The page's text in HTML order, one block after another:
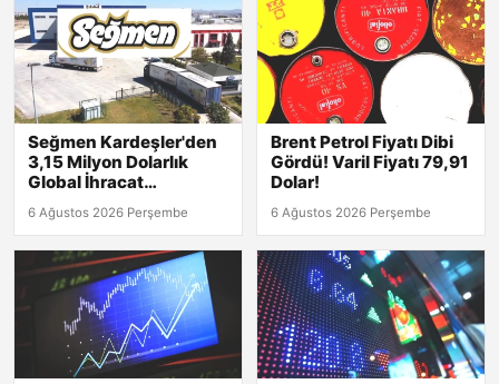
Seğmen Kardeşler'den
3,15 Milyon Dolarlık
Global İhracat
Sözleşmesi!
6 Ağustos 2026 Perşembe
Brent Petrol Fiyatı Dibi
Gördü! Varil Fiyatı 79,91
Dolar!
6 Ağustos 2026 Perşembe